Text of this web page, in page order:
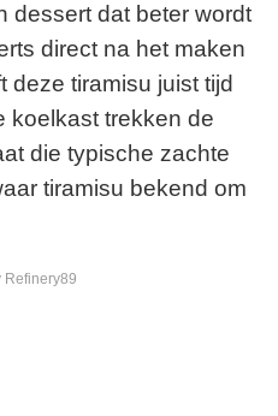
dessert dat beter wordt
direct na het maken
deze tiramisu juist tijd
koelkast trekken de
die typische zachte
tiramisu bekend om
Refinery89